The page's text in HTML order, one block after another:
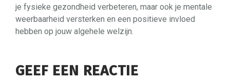
je fysieke gezondheid verbeteren, maar ook je mentale
weerbaarheid versterken en een positieve invloed
hebben op jouw algehele welzijn.
GEEF EEN REACTIE